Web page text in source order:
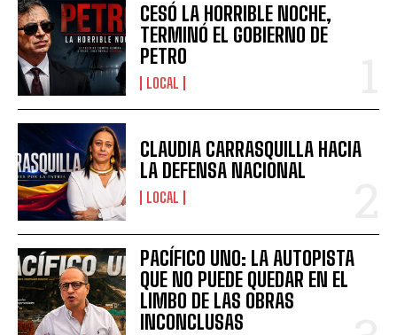
CESÓ LA HORRIBLE NOCHE,
TERMINÓ EL GOBIERNO DE
PETRO
LOCAL
CLAUDIA CARRASQUILLA HACIA
LA DEFENSA NACIONAL
LOCAL
PACÍFICO UNO: LA AUTOPISTA
QUE NO PUEDE QUEDAR EN EL
LIMBO DE LAS OBRAS
INCONCLUSAS